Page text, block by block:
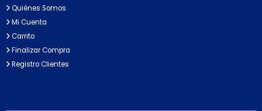
Quiénes Somos
Mi Cuenta
Carrito
Finalizar Compra
Registro Clientes